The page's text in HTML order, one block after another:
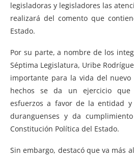
legisladoras y legisladores las
realizará del comento que
Estado.
Por su parte, a nombre de los
Séptima Legislatura, Uribe
importante para la vida del
hechos se da un ejercicio
esfuerzos a favor de la entidad
duranguenses y da
Constitución Política del Estado.
Sin embargo, destacó que va más